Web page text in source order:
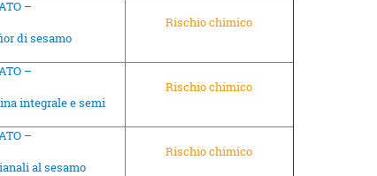
–
di sesamo
Rischio chimico
–
integrale e semi
Rischio chimico
–
al sesamo
Rischio chimico